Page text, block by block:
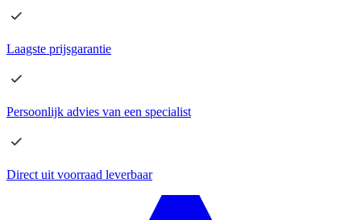
Laagste prijsgarantie
Persoonlijk advies van een specialist
Direct uit voorraad leverbaar